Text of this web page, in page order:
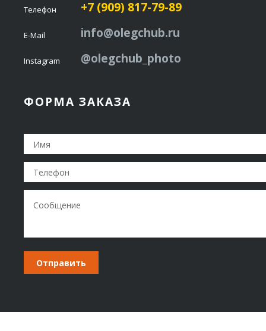
Телефон +7 (909) 817-79-89
E-Mail info@olegchub.ru
Instagram @olegchub_photo
ФОРМА ЗАКАЗА